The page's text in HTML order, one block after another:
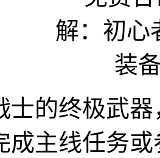
士的终极武
成主线任务